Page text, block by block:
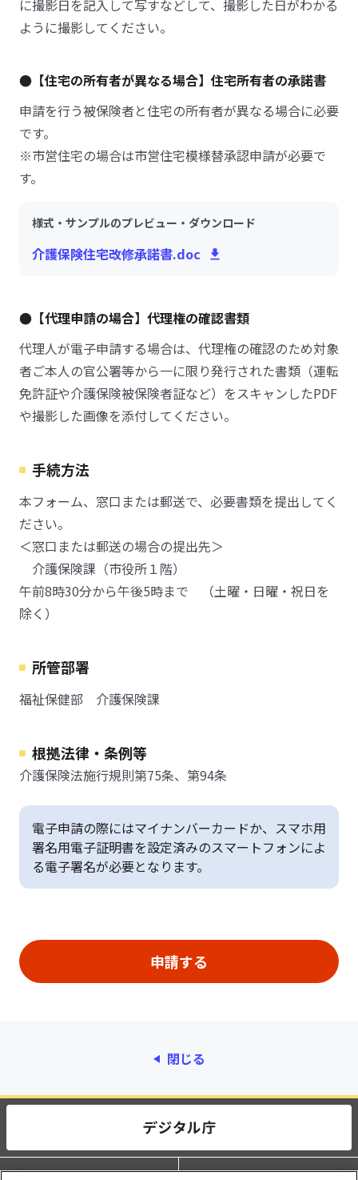
に撮影日を記入して写すなどして、撮影した日がわかる
ように撮影してください。
●【住宅の所有者が異なる場合】住宅所有者の承諾書
申請を行う被保険者と住宅の所有者が異なる場合に必要
です。
※市営住宅の場合は市営住宅模様替承認申請が必要で
す。
様式・サンプルのプレビュー・ダウンロード
介護保険住宅改修承諾書.doc
●【代理申請の場合】代理権の確認書類
代理人が電子申請する場合は、代理権の確認のため対象
者ご本人の官公署等から一に限り発行された書類（運転
免許証や介護保険被保険者証など）をスキャンしたPDF
や撮影した画像を添付してください。
手続方法
本フォーム、窓口または郵送で、必要書類を提出してく
ださい。
＜窓口または郵送の場合の提出先＞
介護保険課（市役所１階）
午前8時30分から午後5時まで （土曜・日曜・祝日を
除く）
所管部署
福祉保健部 介護保険課
根拠法律・条例等
介護保険法施行規則第75条、第94条
電子申請の際にはマイナンバーカードか、スマホ用
署名用電子証明書を設定済みのスマートフォンによ
る電子署名が必要となります。
閉じる